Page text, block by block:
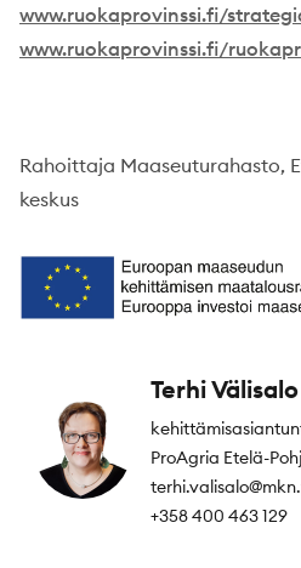
www.ruokaprovinssi.fi/
www.ruokaprovinssi.fi/
Rahoittaja Maaseuturahasto,
keskus
Terhi Välisalo
ProAgria Etelä-
+358 400 463 129